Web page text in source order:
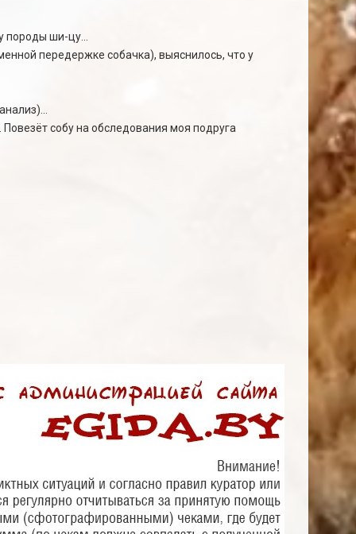
породы ши-цу...
передержке собачка), выяснилось, что у
собу на обследования моя подруга